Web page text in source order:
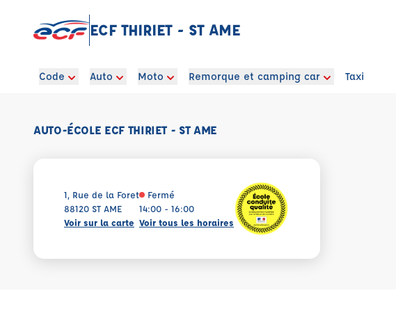
ECF THIRIET - ST AME
Code Auto Moto Remorque et camping car Taxi
AUTO-ÉCOLE ECF THIRIET - ST AME
1, Rue de la Foret
88120 ST AME
Voir sur la carte
Fermé
14:00 - 16:00
Voir tous les horaires